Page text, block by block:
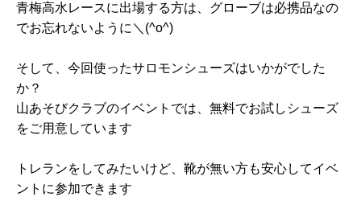
青梅高水レースに出場する方は、グローブは必携品なの
でお忘れないように＼(^o^)
そして、今回使ったサロモンシューズはいかがでした
か？
山あそびクラブのイベントでは、無料でお試しシューズ
をご用意しています
トレランをしてみたいけど、靴が無い方も安心してイベ
ントに参加できます